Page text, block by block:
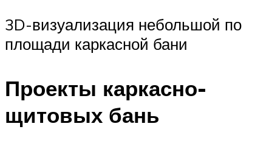
3D-визуализация небольшой по
площади каркасной бани
Проекты каркасно-
щитовых бань